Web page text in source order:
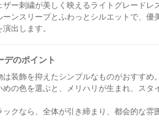
ザー刺繍が美しく映えるライトグレードレス
ーンスリーブとふわっとシルエットで、優
演出します。
デのポイント
は装飾を抑えたシンプルなものがおすすめ。
めの色を選ぶと、メリハリが生まれ、スタ
ックなら、全体が引き締まり、都会的な雰